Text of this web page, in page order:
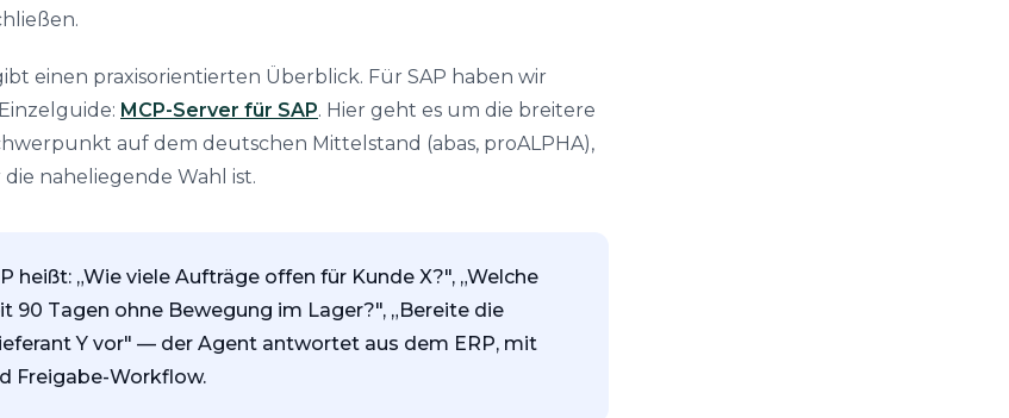
einen praxisorientierten Überblick. Für SAP haben wir
MCP-Server für SAP. Hier geht es um die breitere
auf dem deutschen Mittelstand (abas, proALPHA),
naheliegende Wahl ist.
heißt: „Wie viele Aufträge offen für Kunde X?", „Welche
90 Tagen ohne Bewegung im Lager?", „Bereite die
Y vor" — der Agent antwortet aus dem ERP, mit
Freigabe-Workflow.